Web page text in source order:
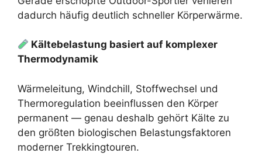
dadurch häufig deutlich schneller Körperwärme.
Kältebelastung basiert auf komplexer
Thermodynamik
Wärmeleitung, Windchill, Stoffwechsel und
Thermoregulation beeinflussen den Körper
permanent — genau deshalb gehört Kälte zu
den größten biologischen Belastungsfaktoren
moderner Trekkingtouren.